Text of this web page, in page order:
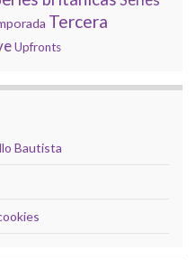
Tercera
Upfronts
Bautista